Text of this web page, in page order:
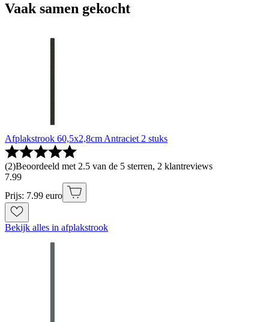
Vaak samen gekocht
Afplakstrook 60,5x2,8cm Antraciet 2 stuks
(2)Beoordeeld met 2.5 van de 5 sterren, 2 klantreviews
7.99
Prijs: 7.99 euro
Bekijk alles in afplakstrook